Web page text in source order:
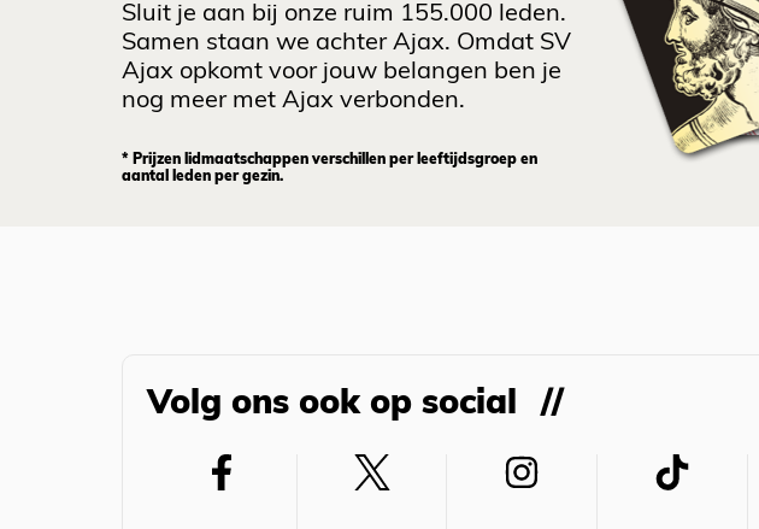
Sluit je aan bij onze ruim 155.000 leden.
Samen staan we achter Ajax. Omdat SV
Ajax opkomt voor jouw belangen ben je
nog meer met Ajax verbonden.
* Prijzen lidmaatschappen verschillen per leeftijdsgroep en
aantal leden per gezin.
Volg ons ook op social